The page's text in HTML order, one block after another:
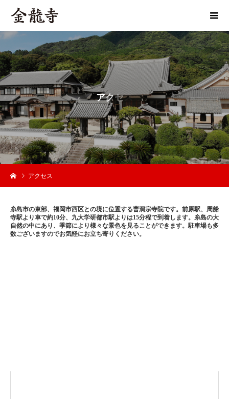
アクセス
アクセス
糸島市の東部、福岡市西区との境に位置する曹洞宗寺院です。前原駅、周船
寺駅より車で約10分、九大学研都市駅よりは15分程で到着します。糸島の大
自然の中にあり、季節により様々な景色を見ることができます。駐車場も多
数ございますのでお気軽にお立ち寄りください。